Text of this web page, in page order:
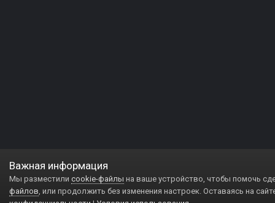
Важная информация
Мы разместили cookie-файлы на ваше устройство, чтобы помочь
файлов, или продолжить без изменения настроек. Оставаясь на